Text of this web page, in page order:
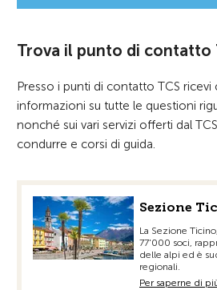
Trova il punto di contatto
Presso i punti di contatto TCS ricevi
informazioni su tutte le questioni
nonché sui vari servizi offerti dal
condurre e corsi di guida.
Sezione
La Sezione
77'000 soci,
delle alpi ed è
regionali.
Per saperne di